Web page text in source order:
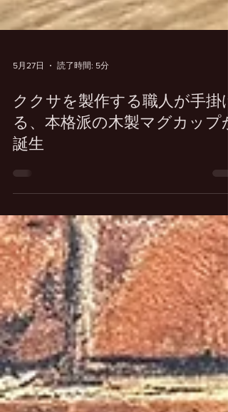
読了時間: 5分
ククサを製作する職人が手掛
る、本格派の木製マグカップ
誕生